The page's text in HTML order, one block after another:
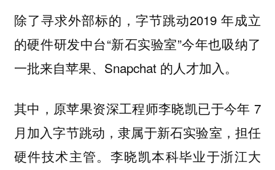
除了寻求外部标的，字节跳动2019 年成立
的硬件研发中台“新石实验室”今年也吸纳了
一批来自苹果、Snapchat 的人才加入。
其中，原苹果资深工程师李晓凯已于今年 7
月加入字节跳动，隶属于新石实验室，担任
硬件技术主管。李晓凯本科毕业于浙江大